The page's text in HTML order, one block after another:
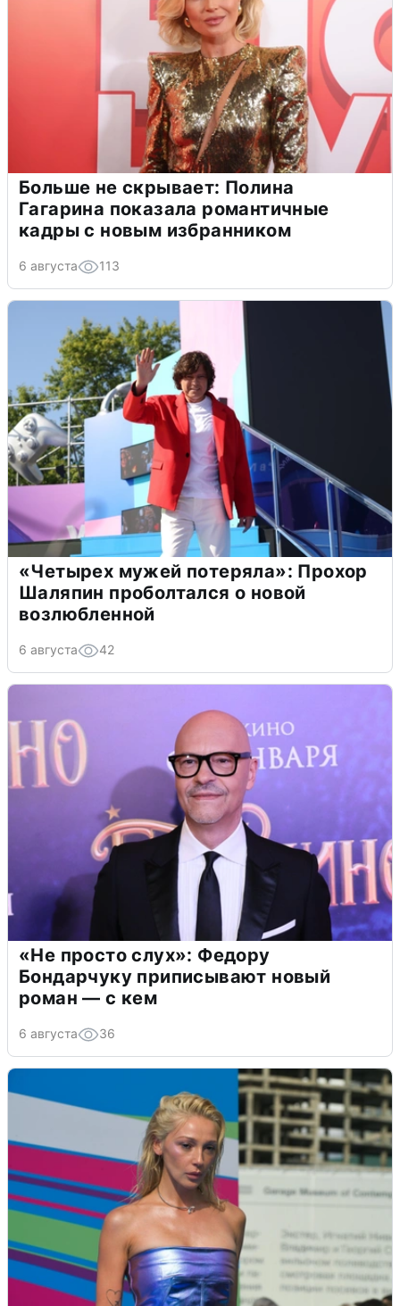
Больше не скрывает: Полина
Гагарина показала романтичные
кадры с новым избранником
6 августа 113
«Четырех мужей потеряла»: Прохор
Шаляпин проболтался о новой
возлюбленной
6 августа 42
«Не просто слух»: Федору
Бондарчуку приписывают новый
роман — с кем
6 августа 36